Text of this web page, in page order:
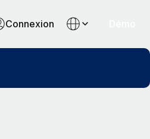
Connexion